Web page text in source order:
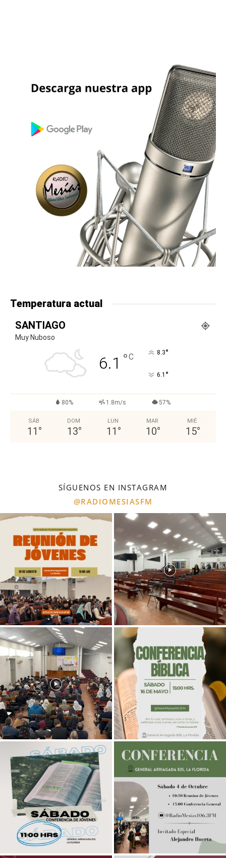
Temperatura actual
SANTIAGO
Muy Nuboso
6.1 °C 8.3°
6.1 °
80% 1.8m/s 57%
SÁB
11 °
DOM
13°
LUN
11 °
MAR
10°
MIÉ
15°
SÍGUENOS EN INSTAGRAM
@RADIOMESIASFM